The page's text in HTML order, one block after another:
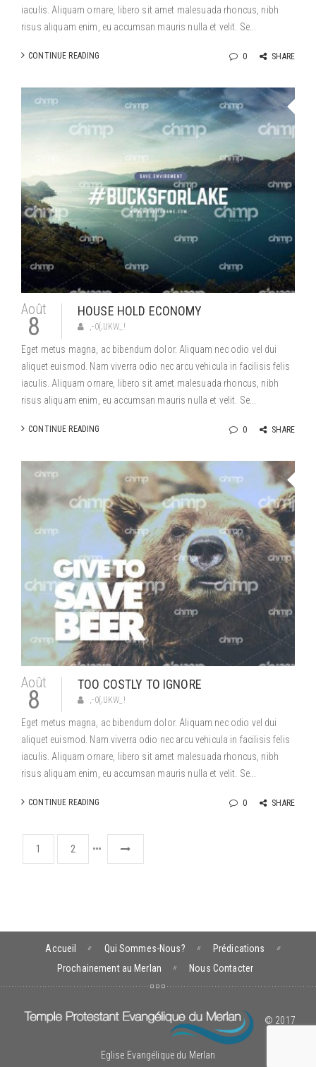
iaculis. Aliquam ornare, libero sit amet malesuada rhoncus, nibh
risus aliquam enim, eu accumsan mauris nulla et velit. Se...
CONTINUE READING 0 SHARE
Août
8
HOUSE HOLD ECONOMY
,-0{;UKW_!
Eget metus magna, ac bibendum dolor. Aliquam nec odio vel dui
aliquet euismod. Nam viverra odio nec arcu vehicula in facilisis felis
iaculis. Aliquam ornare, libero sit amet malesuada rhoncus, nibh
risus aliquam enim, eu accumsan mauris nulla et velit. Se...
CONTINUE READING 0 SHARE
Août
8
TOO COSTLY TO IGNORE
,-0{;UKW_!
Eget metus magna, ac bibendum dolor. Aliquam nec odio vel dui
aliquet euismod. Nam viverra odio nec arcu vehicula in facilisis felis
iaculis. Aliquam ornare, libero sit amet malesuada rhoncus, nibh
risus aliquam enim, eu accumsan mauris nulla et velit. Se...
CONTINUE READING 0 SHARE
1 2
Accueil Qui Sommes-Nous?
Prédications
Prochainement au Merlan
Nous Contacter
© 2017
Eglise Evangélique du Merlan